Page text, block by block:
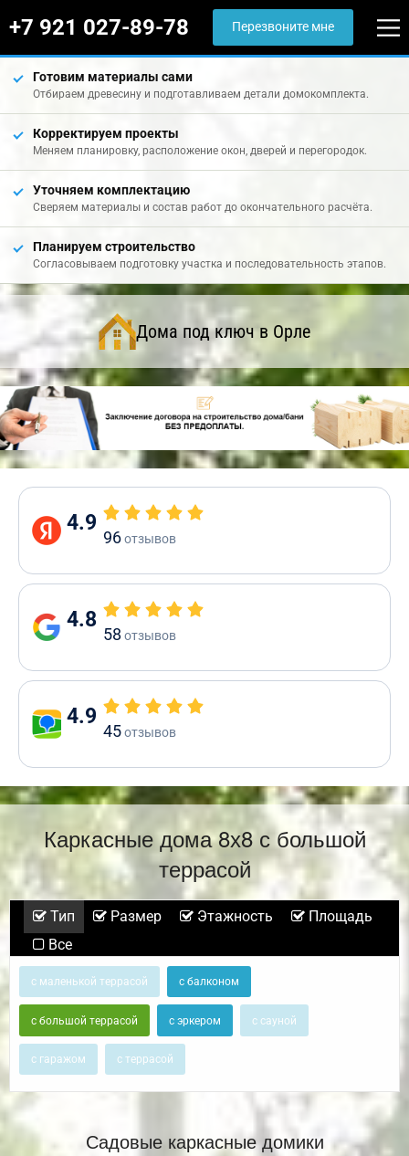
+7 921 027-89-78 Перезвоните мне
Готовим материалы сами
Отбираем древесину и подготавливаем детали домокомплекта.
Корректируем проекты
Меняем планировку, расположение окон, дверей и перегородок.
Уточняем комплектацию
Сверяем материалы и состав работ до окончательного расчёта.
Планируем строительство
Согласовываем подготовку участка и последовательность этапов.
Дома под ключ в Орле
4.9
96отзывов
4.8
58 отзывов
4.9
45отзывов
Каркасные дома 8х8 с большой
террасой
Тип Размер Этажность
Площадь
Все
с маленькой террасой с балконом
с большой террасой с эркером с сауной
с гаражом с террасой
Садовые каркасные домики